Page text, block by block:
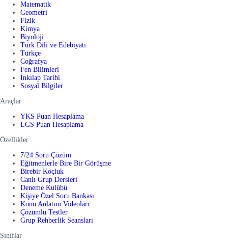
Matematik
Geometri
Fizik
Kimya
Biyoloji
Türk Dili ve Edebiyatı
Türkçe
Coğrafya
Fen Bilimleri
İnkılap Tarihi
Sosyal Bilgiler
Araçlar
YKS Puan Hesaplama
LGS Puan Hesaplama
Özellikler
7/24 Soru Çözüm
Eğitmenlerle Bire Bir Görüşme
Birebir Koçluk
Canlı Grup Dersleri
Deneme Kulübü
Kişiye Özel Soru Bankası
Konu Anlatım Videoları
Çözümlü Testler
Grup Rehberlik Seansları
Sınıflar